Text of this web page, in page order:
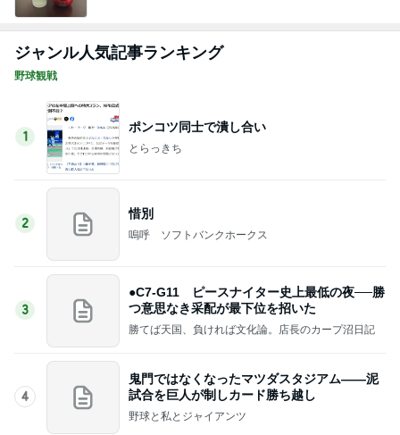
ジャンル人気記事ランキング
野球観戦
1
ポンコツ同士で潰し合い
とらっきち
2
惜別
嗚呼 ソフトバンクホークス
3
●C7-G11 ピースナイター史上最低の夜──勝
つ意思なき采配が最下位を招いた
勝てば天国、負ければ文化論。店長のカープ沼日記
4
鬼門ではなくなったマツダスタジアム――泥
試合を巨人が制しカード勝ち越し
野球と私とジャイアンツ